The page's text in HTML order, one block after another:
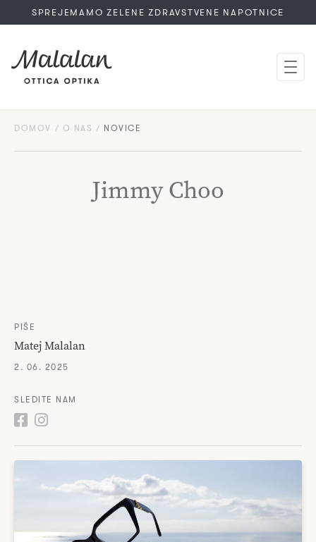
SPREJEMAMO ZELENE ZDRAVSTVENE NAPOTNICE
DOMOV O NAS NOVICE
Jimmy Choo
PIŠE
Matej Malalan
2. 06. 2025
SLEDITE NAM